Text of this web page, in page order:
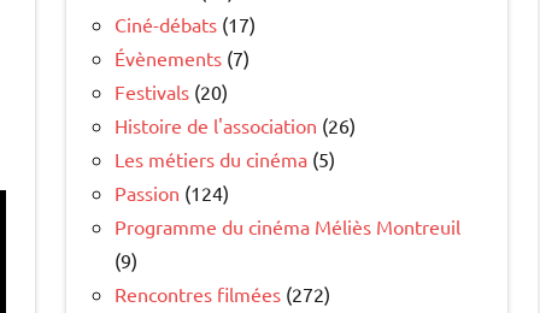
Ciné-débats (17)
Évènements (7)
Festivals (20)
Histoire de l'association (26)
Les métiers du cinéma (5)
Passion (124)
Programme du cinéma Méliès Montreuil
(9)
Rencontres filmées (272)